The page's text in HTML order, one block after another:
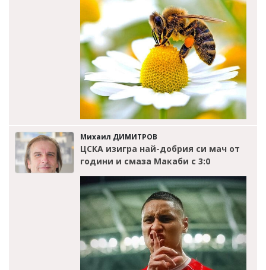
Михаил ДИМИТРОВ
ЦСКА изигра най-добрия си мач от
години и смаза Макаби с 3:0